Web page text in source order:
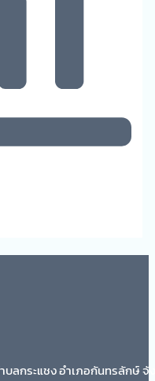
บลกระแชง อำเภอกันทรลักษ์